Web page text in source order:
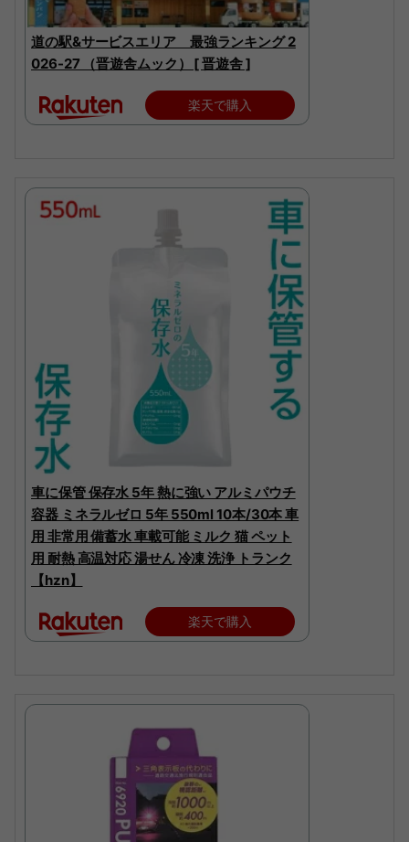
道の駅&サービスエリア 最強ランキング 2
026-27 （晋遊舎ムック） [ 晋遊舎 ]
楽天で購入
車に保管 保存水 5年 熱に強い アルミパウチ
容器 ミネラルゼロ 5年 550ml 10本/30本 車
用 非常用 備蓄水 車載可能 ミルク 猫 ペット
用 耐熱 高温対応 湯せん 冷凍 洗浄 トランク
【hzn】
楽天で購入